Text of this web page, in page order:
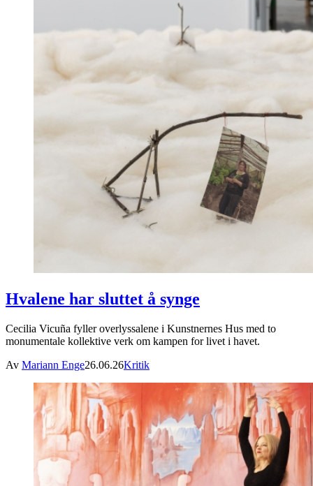
Hvalene har sluttet å synge
Cecilia Vicuña fyller overlyssalene i Kunstnernes Hus med to
monumentale kollektive verk om kampen for livet i havet.
Av Mariann Enge26.06.26Kritik